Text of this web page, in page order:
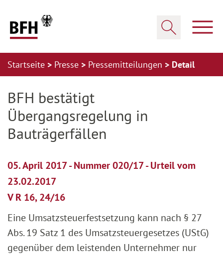
Startseite Presse Pressemitteilungen Detail
BFH bestätigt
Übergangsregelung in
Bauträgerfällen
05. April 2017 - Nummer 020/17 - Urteil vom
23.02.2017
V R 16, 24/16
Eine Umsatzsteuerfestsetzung kann nach § 27
Abs. 19 Satz 1 des Umsatzsteuergesetzes (UStG)
gegenüber dem leistenden Unternehmer nur